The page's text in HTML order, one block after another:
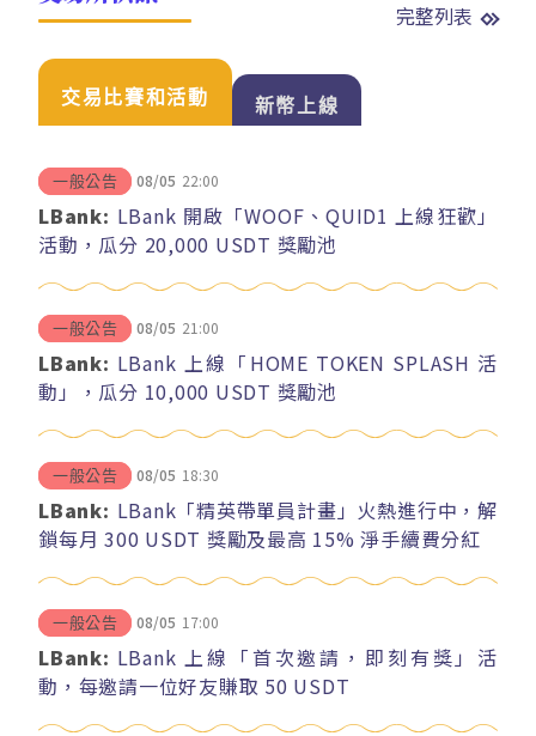
完整列表
交易比賽和活動 新幣上線
一般公告 08/05 22:00
LBank: LBank 開啟「WOOF、QUID1 上線狂歡」
活動，瓜分 20,000 USDT 獎勵池
一般公告 08/05 21:00
LBank: LBank 上線「HOME TOKEN SPLASH 活
動」，瓜分 10,000 USDT 獎勵池
一般公告 08/05 18:30
LBank: LBank「精英帶單員計畫」火熱進行中，解
鎖每月 300 USDT 獎勵及最高 15% 淨手續費分紅
一般公告 08/05 17:00
LBank: LBank 上線「首次邀請，即刻有獎」活
動，每邀請一位好友賺取 50 USDT